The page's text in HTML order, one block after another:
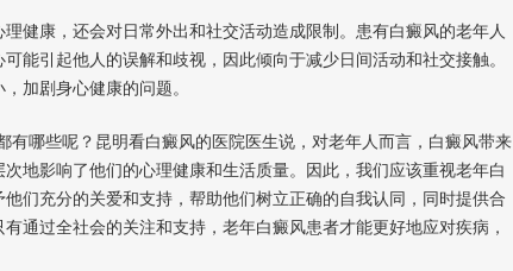
康，还会对日常外出和社交活动造成限制。患有白癜风的老年人
能引起他人的误解和歧视，因此倾向于减少日间活动和社交接触。
加剧身心健康的问题。
哪些呢？昆明看白癜风的医院医生说，对老年人而言，白癜风带来
地影响了他们的心理健康和生活质量。因此，我们应该重视老年白
们充分的关爱和支持，帮助他们树立正确的自我认同，同时提供合
通过全社会的关注和支持，老年白癜风患者才能更好地应对疾病，